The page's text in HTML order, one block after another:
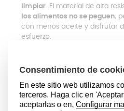
limpiar. El material de alta
los alimentos no se peguen,
con menos aceite y disfrutar
esfuerzo.
sartén estádiseñado para
caliente, su superficie suave
firme y controlado, lo que te
confianza y sin riesgo de